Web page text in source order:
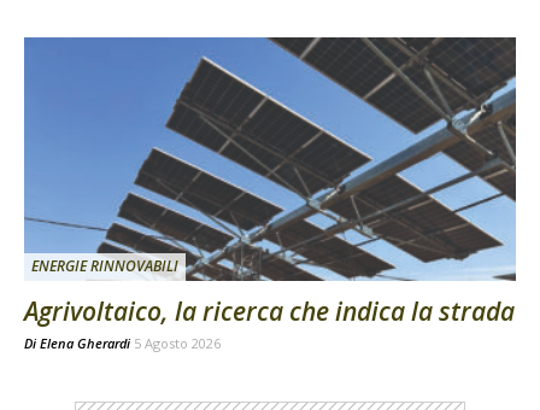
ENERGIE RINNOVABILI
Agrivoltaico, la ricerca che indica la strada
Di Elena Gherardi 5 Agosto 2026